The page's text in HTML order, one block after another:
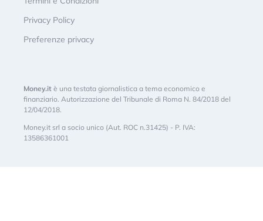
Privacy Policy
Preferenze privacy
Money.it è una testata giornalistica a tema economico e
finanziario. Autorizzazione del Tribunale di Roma N. 84/2018 del
12/04/2018.
Money.it srl a socio unico (Aut. ROC n.31425) - P. IVA:
13586361001